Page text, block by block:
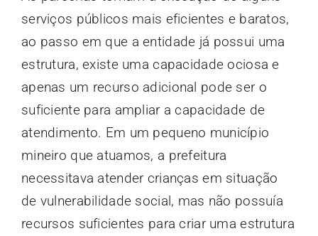
serviços públicos mais eficientes e baratos,
ao passo em que a entidade já possui uma
estrutura, existe uma capacidade ociosa e
apenas um recurso adicional pode ser o
suficiente para ampliar a capacidade de
atendimento. Em um pequeno município
mineiro que atuamos, a prefeitura
necessitava atender crianças em situação
de vulnerabilidade social, mas não possuía
recursos suficientes para criar uma estrutura